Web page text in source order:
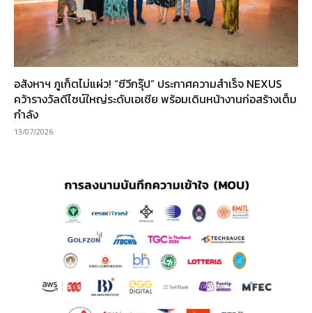
อสังหาฯ ภูเก็ตไม่แผ่ว! “ซีวีกรุ๊ป” ประกาศความสำเร็จ NEXUS
คว้ารางวัลดีไซน์ใหญ่ระดับเอเชีย พร้อมเดินหน้างานก่อสร้างเต็ม
กำลัง
13/07/2026